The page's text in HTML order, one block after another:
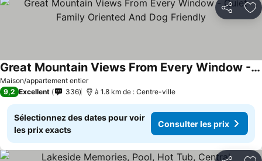
Partager
Maison/appartement entier
Great Mountain Views From Every Window - Quiet Family Oriented And Dog Friendly
Consulter les prix
9,2 Excellent 336 à 1.8 km de : Centre-ville
Sélectionnez des dates pour voir
les prix exacts
Consulter les prix